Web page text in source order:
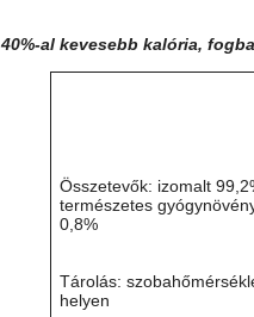
40%-al kevesebb kalória,
Összetevők: izomalt
természetes
0,8%
Tárolás:
helyen